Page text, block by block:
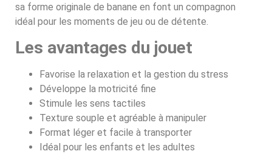
sa forme originale de banane en font un compagnon
idéal pour les moments de jeu ou de détente.
Les avantages du jouet
Favorise la relaxation et la gestion du stress
Développe la motricité fine
Stimule les sens tactiles
Texture souple et agréable à manipuler
Format léger et facile à transporter
Idéal pour les enfants et les adultes